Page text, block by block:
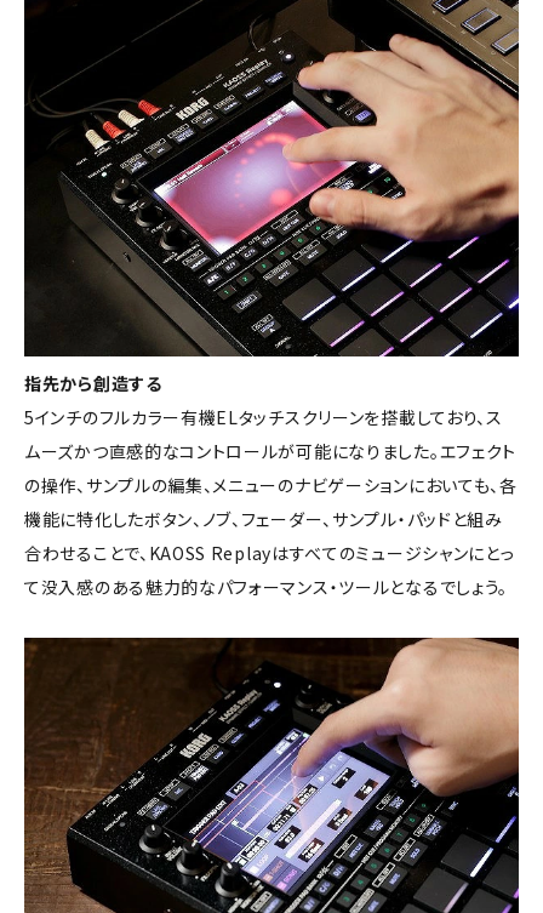
指先から創造する
5インチのフルカラー有機ELタッチスクリーンを搭載しており、ス
ムーズかつ直感的なコントロールが可能になりました。エフェクト
の操作、サンプルの編集、メニューのナビゲーションにおいても、各
機能に特化したボタン、ノブ、フェーダー、サンプル・パッドと組み
合わせることで、KAOSS Replayはすべてのミュージシャンにとっ
て没入感のある魅力的なパフォーマンス・ツールとなるでしょう。